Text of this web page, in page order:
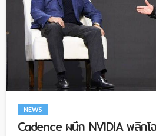
NEWS
Cadence ผนึก NVIDIA พลิกโ